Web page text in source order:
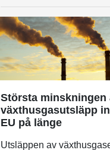
Största minskningen
växthusgasutsläpp
EU på länge
Utsläppen av